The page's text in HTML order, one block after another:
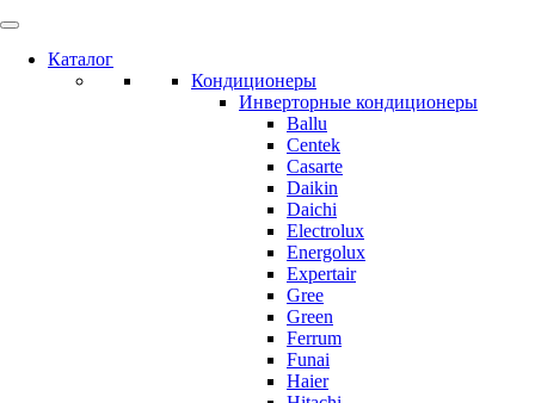
Каталог
Кондиционеры
Инверторные кондиционеры
Ballu
Centek
Casarte
Daikin
Daichi
Electrolux
Energolux
Expertair
Gree
Green
Ferrum
Funai
Haier